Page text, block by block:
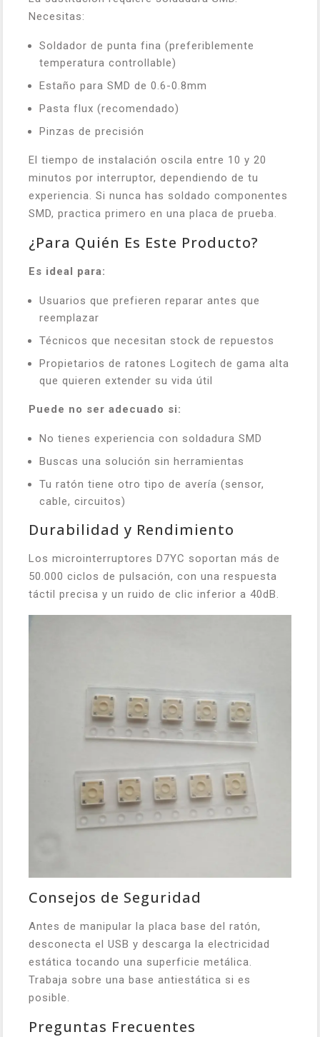
Necesitas:
Soldador de punta fina (preferiblemente
temperatura controllable)
Estaño para SMD de 0.6-0.8mm
Pasta flux (recomendado)
Pinzas de precisión
El tiempo de instalación oscila entre 10 y 20
minutos por interruptor, dependiendo de tu
experiencia. Si nunca has soldado componentes
SMD, practica primero en una placa de prueba.
¿Para Quién Es Este Producto?
Es ideal para:
Usuarios que prefieren reparar antes que
reemplazar
Técnicos que necesitan stock de repuestos
Propietarios de ratones Logitech de gama alta
que quieren extender su vida útil
Puede no ser adecuado si:
No tienes experiencia con soldadura SMD
Buscas una solución sin herramientas
Tu ratón tiene otro tipo de avería (sensor,
cable, circuitos)
Durabilidad y Rendimiento
Los microinterruptores D7YC soportan más de
50.000 ciclos de pulsación, con una respuesta
táctil precisa y un ruido de clic inferior a 40dB.
Consejos de Seguridad
Antes de manipular la placa base del ratón,
desconecta el USB y descarga la electricidad
estática tocando una superficie metálica.
Trabaja sobre una base antiestática si es
posible.
Preguntas Frecuentes